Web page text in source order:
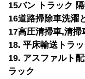
15バン トラック
16道路掃除車洗濯
17高圧清掃車,清掃
18. 平床輸送トラッ
19. アスファルト
ラック